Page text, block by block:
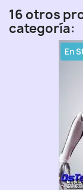
16 otros
categoría:
En